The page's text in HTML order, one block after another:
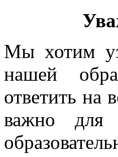
Мы хотим
нашей
ответить на
важно для